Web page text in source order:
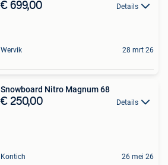
€ 699,00 Details
Wervik 28 mrt 26
Snowboard Nitro Magnum 68
€ 250,00 Details
Kontich 26 mei 26